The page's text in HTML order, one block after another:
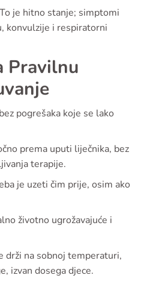
je hitno stanje; simptomi
konvulzije i respiratorni
Pravilnu
pogrešaka koje se lako
prema uputi liječnika, bez
terapije.
je uzeti čim prije, osim ako
životno ugrožavajuće i
drži na sobnoj temperaturi,
izvan dosega djece.